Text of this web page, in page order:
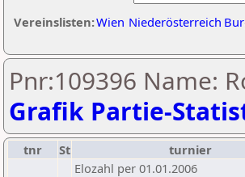
Vereinslisten:Wien Niederösterreich
Pnr:109396 Name:
Grafik Partie-
tnr St turnier
Elozahl per 01.01.2006